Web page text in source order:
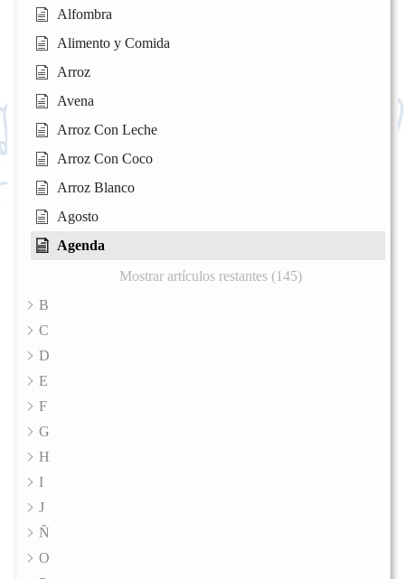
Alfombra
Alimento y Comida
Arroz
Avena
Arroz Con Leche
Arroz Con Coco
Arroz Blanco
Agosto
Agenda
Mostrar artículos restantes (145)
B
C
D
E
F
G
H
I
J
Ñ
O